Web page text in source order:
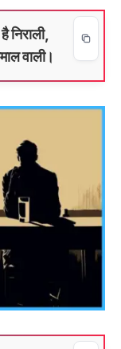
निराली,
वाली।